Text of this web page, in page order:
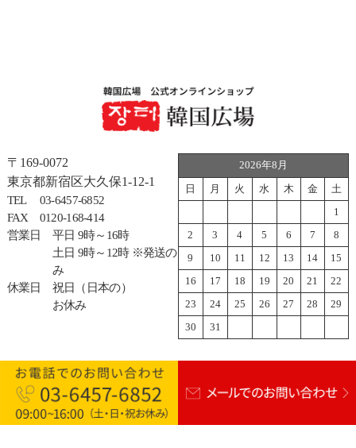
〒169-0072
東京都新宿区大久保1-12-1
TEL
03-6457-6852
FAX
0120-168-414
営業日
平日 9時～16時
土日 9時～12時 ※発送の
み
休業日
祝日（日本の）
お休み
2026年8月
日 月 火 水 木 金 土
1
2 3 4 5 6 7 8
9 10 11 12 13 14 15
16 17 18 19 20 21 22
23 24 25 26 27 28 29
30 31